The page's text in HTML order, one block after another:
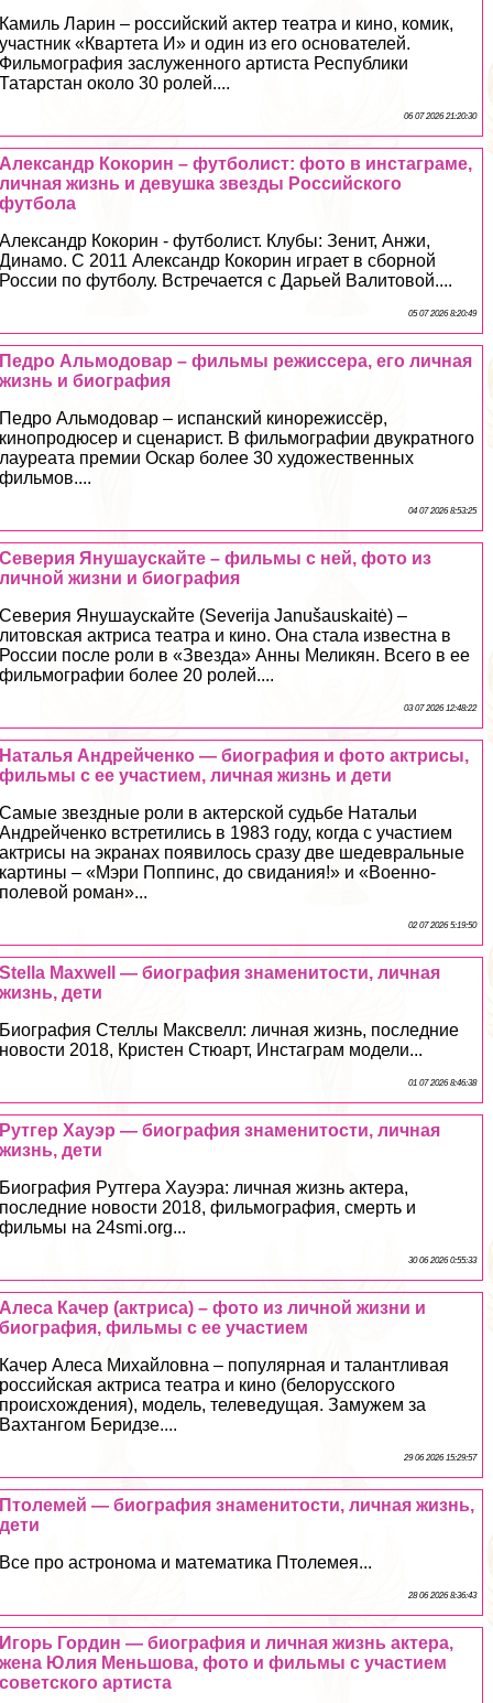
Камиль Ларин – российский актер театра и кино, комик,
участник «Квартета И» и один из его основателей.
Фильмография заслуженного артиста Республики
Татарстан около 30 ролей....
06 07 2026 21:20:30
Александр Кокорин – футболист: фото в инстаграме,
личная жизнь и дeвyшка звезды Российского
футбола
Александр Кокорин - футболист. Клубы: Зенит, Анжи,
Динамо. С 2011 Александр Кокорин играет в сборной
России по футболу. Встречается с Дарьей Валитовой....
05 07 2026 8:20:49
Педро Альмодовар – фильмы режиссера, его личная
жизнь и биография
Педро Альмодовар – испанский кинорежиссёр,
кинопродюсер и сценарист. В фильмографии двукратного
лауреата премии Оскар более 30 художественных
фильмов....
04 07 2026 8:53:25
Северия Янушаускайте – фильмы с ней, фото из
личной жизни и биография
Северия Янушаускайте (Severija Janušauskaitė) –
литовская актриса театра и кино. Она стала известна в
России после роли в «Звезда» Анны Меликян. Всего в ее
фильмографии более 20 ролей....
03 07 2026 12:48:22
Наталья Андрейченко — биография и фото актрисы,
фильмы с ее участием, личная жизнь и дети
Самые звездные роли в актерской судьбе Натальи
Андрейченко встретились в 1983 году, когда с участием
актрисы на экранах появилось сразу две шедевральные
картины – «Мэри Поппинс, до свидания!» и «Военно-
полевой роман»...
02 07 2026 5:19:50
Stella Maxwell — биография знаменитости, личная
жизнь, дети
Биография Стеллы Максвелл: личная жизнь, последние
новости 2018, Кристен Стюарт, Инстаграм модели...
01 07 2026 8:46:38
Рутгер Хауэр — биография знаменитости, личная
жизнь, дети
Биография Рутгера Хауэра: личная жизнь актера,
последние новости 2018, фильмография, cмepть и
фильмы на 24smi.org...
30 06 2026 0:55:33
Алеса Качер (актриса) – фото из личной жизни и
биография, фильмы с ее участием
Качер Алеса Михайловна – популярная и талантливая
российская актриса театра и кино (белорусского
происхождения), модель, телеведущая. Замужем за
Вахтангом Беридзе....
29 06 2026 15:29:57
Птолемей — биография знаменитости, личная жизнь,
дети
Все про астронома и математика Птолемея...
28 06 2026 8:36:43
Игорь Гордин — биография и личная жизнь актера,
жена Юлия Меньшова, фото и фильмы с участием
советского артиста